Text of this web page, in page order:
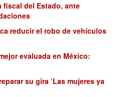
fiscal del Estado, ante
reducir el robo de vehículos
evaluada en México:
su gira ‘Las mujeres ya